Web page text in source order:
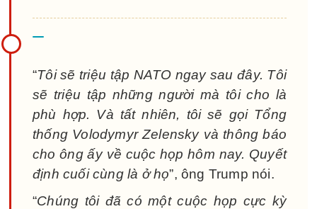
“Tôi sẽ triệu tập NATO ngay sau đây. Tôi
sẽ triệu tập những người mà tôi cho là
phù hợp. Và tất nhiên, tôi sẽ gọi Tổng
thống Volodymyr Zelensky và thông báo
cho ông ấy về cuộc họp hôm nay. Quyết
định cuối cùng là ở họ”, ông Trump nói.
“Chúng tôi đã có một cuộc họp cực kỳ